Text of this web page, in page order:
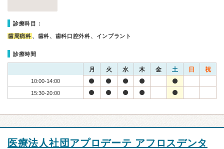
診療科目：
歯周病科 、歯科、歯科口腔外科、インプラント
診療時間
月 火 水 木 金 土 日 祝
10:00-14:00
15:30-20:00
医療法人社団アプロデーテ アフロスデンタ